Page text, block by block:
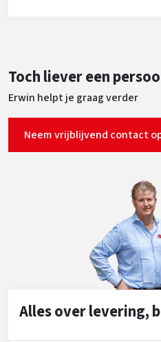
Toch liever een
Erwin helpt je graag verder
Neem vrijblijvend contact
Alles over levering,